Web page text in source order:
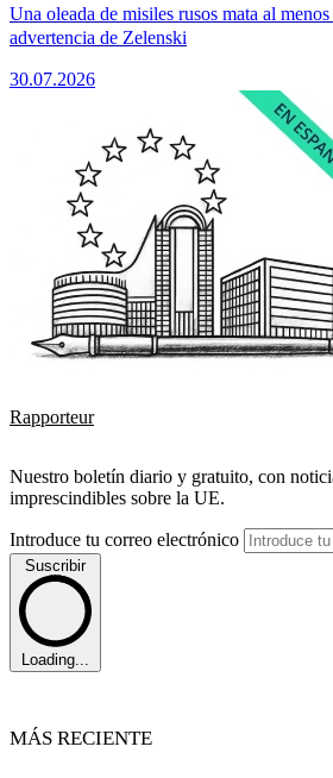
Una oleada de misiles rusos mata al menos
advertencia de Zelenski
30.07.2026
Rapporteur
Nuestro boletín diario y gratuito, con
imprescindibles sobre la UE.
Introduce tu correo electrónico
Suscribir
Loading...
MÁS RECIENTE